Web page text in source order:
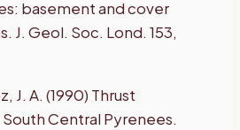
basement and cover
J. Geol. Soc. Lond. 153,
J. A. (1990) Thrust
Central Pyrenees.